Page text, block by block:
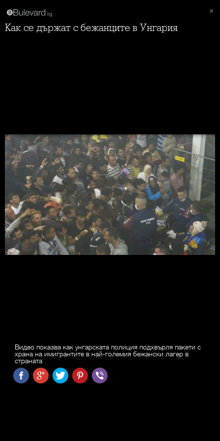
Как се държат с бежанците в Унгария
Видео показва как унгарската полиция подхвърля пакети с
храна на имигрантите в най-големия бежански лагер в
страната